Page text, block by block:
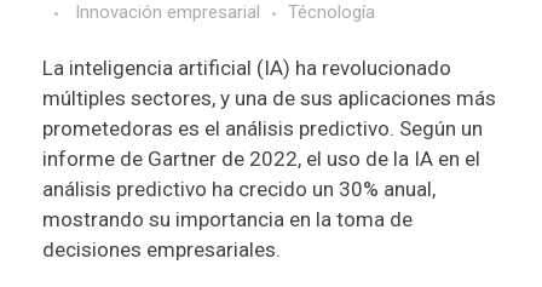
Innovación empresarial
Técnología
La inteligencia artificial (IA) ha revolucionado
múltiples sectores, y una de sus aplicaciones más
prometedoras es el análisis predictivo. Según un
informe de Gartner de 2022, el uso de la IA en el
análisis predictivo ha crecido un 30% anual,
mostrando su importancia en la toma de
decisiones empresariales.